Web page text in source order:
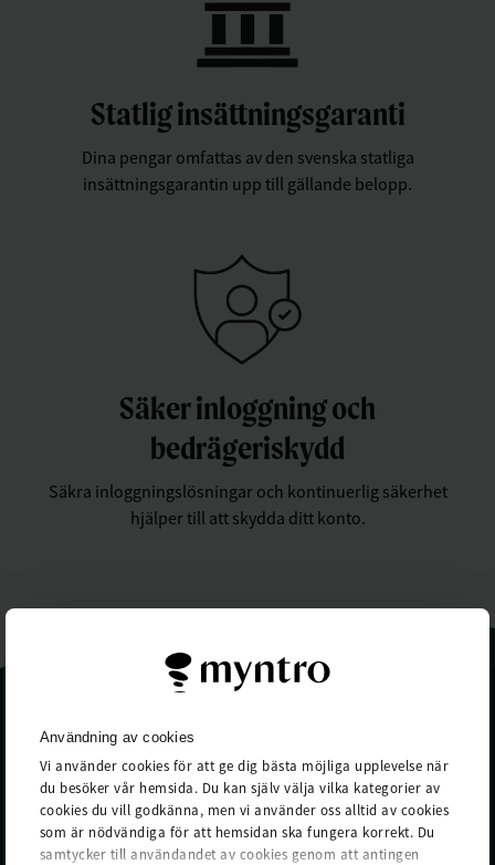
Användning av cookies
Vi använder cookies för att ge dig bästa möjliga upplevelse när
du besöker vår hemsida. Du kan själv välja vilka kategorier av
cookies du vill godkänna, men vi använder oss alltid av cookies
som är nödvändiga för att hemsidan ska fungera korrekt. Du
samtycker till användandet av cookies genom att antingen
Statlig insättningsgaranti
Dina pengar omfattas av den svenska statliga
insättningsgarantin upp till gällande belopp.
Säker inloggning och
bedrägeriskydd
Säkra inloggningslösningar och kontinuerlig säkerhet
hjälper till att skydda ditt konto.
Myntro AB
Nils Ericsonsgatan 17
Box 111 08
404 23 Göteborg
Myntro AB är ett
kreditmarknadsbolag med tillstånd
från och under tillsyn av